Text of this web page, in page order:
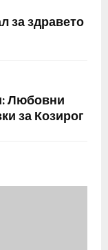
за здравето
Любовни
за Козирог